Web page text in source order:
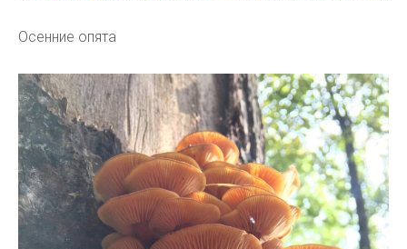
Осенние опята